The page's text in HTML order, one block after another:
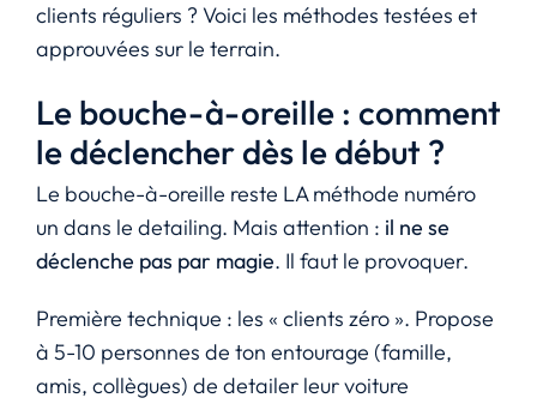
clients réguliers ? Voici les méthodes testées et
approuvées sur le terrain.
Le bouche-à-oreille : comment
le déclencher dès le début ?
Le bouche-à-oreille reste LA méthode numéro
un dans le detailing. Mais attention : il ne se
déclenche pas par magie. Il faut le provoquer.
Première technique : les « clients zéro ». Propose
à 5-10 personnes de ton entourage (famille,
amis, collègues) de detailer leur voiture